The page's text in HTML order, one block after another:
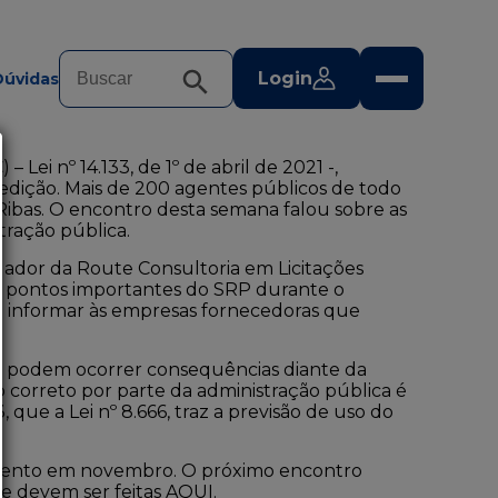
Login
– Lei nº 14.133, de 1º de abril de 2021 -,
Mais de 200 agentes públicos de todo
O encontro desta semana falou sobre as
pública.
da Route Consultoria em Licitações
pontos importantes do SRP durante o
às empresas fornecedoras que
ocorrer consequências diante da
correto por parte da administração pública é
que a Lei nº 8.666, traz a previsão de uso do
em novembro. O próximo encontro
e devem ser feitasAQUI.